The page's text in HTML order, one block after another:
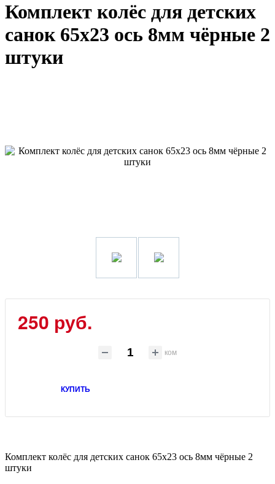
Комплект колёс для детских
санок 65х23 ось 8мм чёрные 2
штуки
250 руб.
ком
КУПИТЬ
Комплект колёс для детских санок 65х23 ось 8мм чёрные 2
штуки